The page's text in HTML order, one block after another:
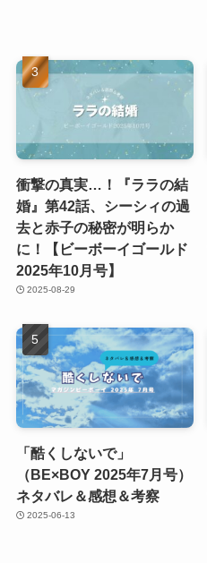
衝撃の真実…！『ララの結
婚』第42話、シーシィの過
去と赤子の秘密が明らか
に！【ビーボーイゴールド
2025年10月号】
2025-08-29
「酷くしないで」
（BE×BOY 2025年7月号）
ネタバレ＆感想＆考察
2025-06-13